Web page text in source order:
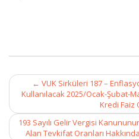
Post
navigation
← VUK Sirküleri 187 –
Kullanılacak 2025/Ocak-Şubat-
Kredi Faiz
193 Sayılı Gelir Vergisi
Alan Tevkifat Oranları